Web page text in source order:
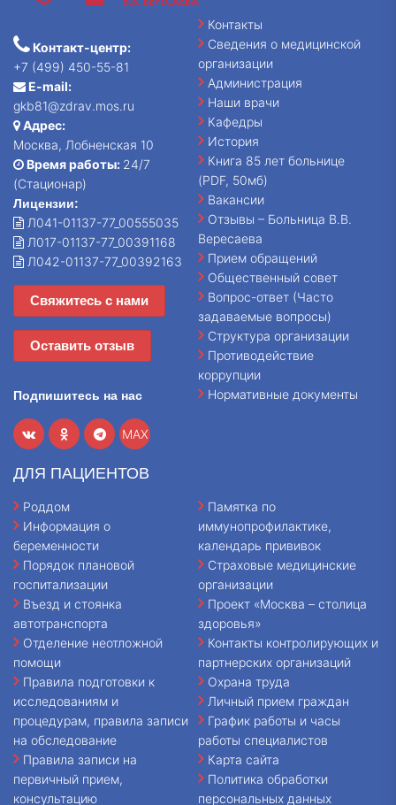
Контакт-центр:
+7 (499) 450-55-81
E-mail:
gkb81@zdrav.mos.ru
Адрес:
Москва, Лобненская 10
Время работы: 24/7
(Стационар)
Лицензии:
Л041-01137-77_00555035
Л017-01137-77_00391168
Л042-01137-77_00392163
Свяжитесь с нами
Оставить отзыв
Подпишитесь на нас
MAX
Контакты
Сведения о медицинской
организации
Администрация
Наши врачи
Кафедры
История
Книга 85 лет больнице
(PDF, 50мб)
Вакансии
Отзывы – Больница В.В.
Вересаева
Прием обращений
Общественный совет
Вопрос-ответ (Часто
задаваемые вопросы)
Структура организации
Противодействие
коррупции
Нормативные документы
ДЛЯ ПАЦИЕНТОВ
Роддом
Информация о
беременности
Порядок плановой
госпитализации
Въезд и стоянка
автотранспорта
Отделение неотложной
помощи
Правила подготовки к
исследованиям и
процедурам, правила записи
на обследование
Правила записи на
первичный прием,
консультацию
Памятка по
иммунопрофилактике,
календарь прививок
Страховые медицинские
организации
Проект «Москва – столица
здоровья»
Контакты контролирующих и
партнерских организаций
Охрана труда
Личный прием граждан
График работы и часы
работы специалистов
Карта сайта
Политика обработки
персональных данных